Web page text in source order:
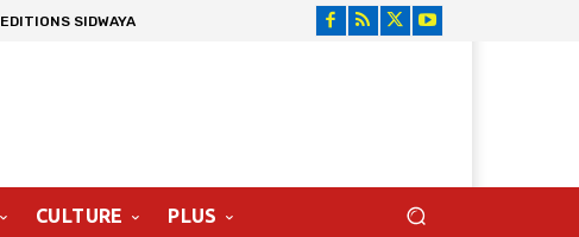
EDITIONS SIDWAYA
CULTURE PLUS